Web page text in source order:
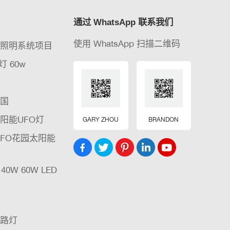
明系统项目
60w
能UFO灯
花园太阳能
60W LED
灯
通过 WhatsApp 联系我们
使用 WhatsApp 扫描二维码
GARY ZHOU BRANDON